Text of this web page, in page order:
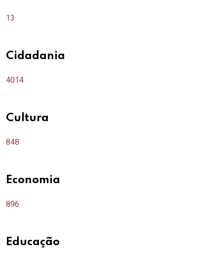
13
Cidadania
4014
Cultura
848
Economia
896
Educação